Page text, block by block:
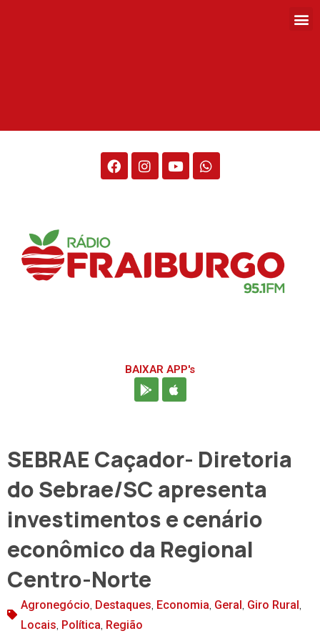
BAIXAR APP's
SEBRAE Caçador- Diretoria
do Sebrae/SC apresenta
investimentos e cenário
econômico da Regional
Centro-Norte
Agronegócio, Destaques, Economia, Geral , Giro Rural ,
Locais, Política, Região